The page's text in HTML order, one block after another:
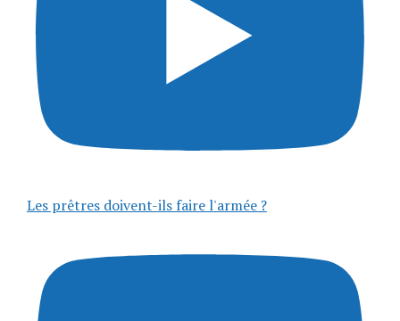
Les prêtres doivent-ils faire l'armée ?